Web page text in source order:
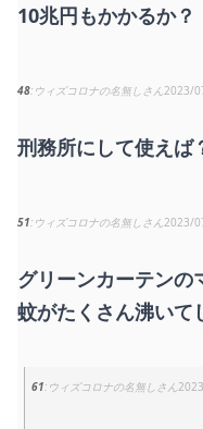
10兆円もかかるか？
48 ウィズコロナの名無しさん2023/
刑務所にして使えば
51 ウィズコロナの名無しさん2023/
グリーンカーテンの
蚊がたくさん沸いて
61 ウィズコロナの名無しさん